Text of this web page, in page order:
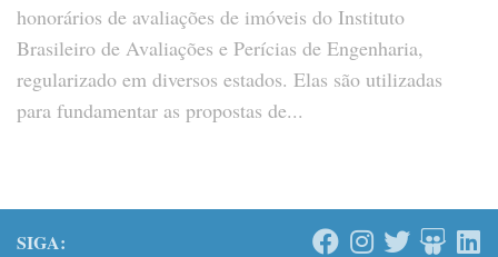
honorários de avaliações de imóveis do Instituto
Brasileiro de Avaliações e Perícias de Engenharia,
regularizado em diversos estados. Elas são utilizadas
para fundamentar as propostas de...
SIGA: